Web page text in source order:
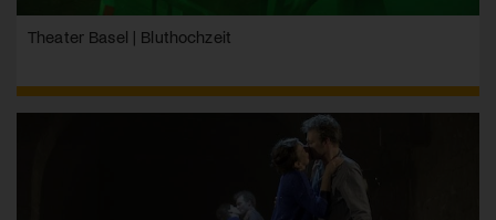
Theater Basel | Bluthochzeit